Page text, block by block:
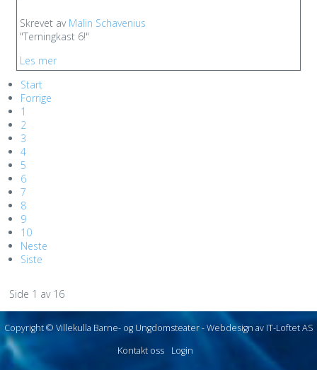
Skrevet av Malin Schavenius
"Terningkast 6!"
Les mer
Start
Forrige
1
2
3
4
5
6
7
8
9
10
Neste
Siste
Side 1 av 16
Copyright © Villekulla Barne- og Ungdomsteater -Webdesign av IT-Loftet AS
Kontakt oss
Login